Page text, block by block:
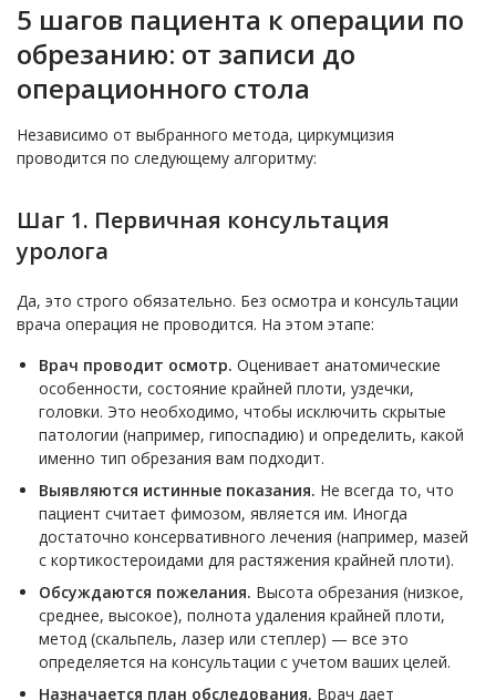
5 шагов пациента к операции по
обрезанию: от записи до
операционного стола
Независимо от выбранного метода, циркумцизия
проводится по следующему алгоритму:
Шаг 1. Первичная консультация
уролога
Да, это строго обязательно. Без осмотра и консультации
врача операция не проводится. На этом этапе:
Врач проводит осмотр. Оценивает анатомические
особенности, состояние крайней плоти, уздечки,
головки. Это необходимо, чтобы исключить скрытые
патологии (например, гипоспадию) и определить, какой
именно тип обрезания вам подходит.
Выявляются истинные показания. Не всегда то, что
пациент считает фимозом, является им. Иногда
достаточно консервативного лечения (например, мазей
с кортикостероидами для растяжения крайней плоти).
Обсуждаются пожелания. Высота обрезания (низкое,
среднее, высокое), полнота удаления крайней плоти,
метод (скальпель, лазер или степлер) — все это
определяется на консультации с учетом ваших целей.
Назначается план обследования. Врач дает